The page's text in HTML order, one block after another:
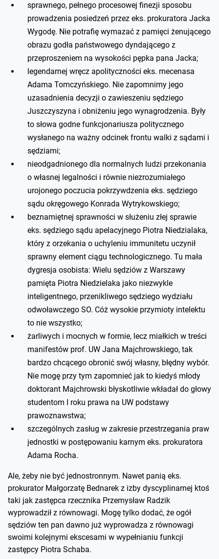
sprawnego, pełnego procesowej finezji sposobu
prowadzenia posiedzeń przez eks. prokuratora Jacka
Wygodę. Nie potrafię wymazać z pamięci żenującego
obrazu godła państwowego dyndającego z
przeproszeniem na wysokości pępka pana Jacka;
legendarnej wręcz apolityczności eks. mecenasa
Adama Tomczyńskiego. Nie zapomnimy jego
uzasadnienia decyzji o zawieszeniu sędziego
Juszczyszyna i obniżeniu jego wynagrodzenia. Były
to słowa godne funkcjonariusza politycznego
wysłanego na ważny odcinek frontu walki z sądami i
sędziami;
nieodgadnionego dla normalnych ludzi przekonania
o własnej legalności i równie niezrozumiałego
urojonego poczucia pokrzywdzenia eks. sędziego
sądu okręgowego Konrada Wytrykowskiego;
beznamiętnej sprawności w służeniu złej sprawie
eks. sędziego sądu apelacyjnego Piotra Niedzialaka,
który z orzekania o uchyleniu immunitetu uczynił
sprawny element ciągu technologicznego. Tu mała
dygresja osobista: Wielu sędziów z Warszawy
pamięta Piotra Niedzielaka jako niezwykle
inteligentnego, przenikliwego sędziego wydziału
odwoławczego SO. Cóż wysokie przymioty intelektu
to nie wszystko;
żarliwych i mocnych w formie, lecz miałkich w treści
manifestów prof. UW Jana Majchrowskiego, tak
bardzo chcącego obronić swój własny, błędny wybór.
Nie mogę przy tym zapomnieć jak to kiedyś młody
doktorant Majchrowski błyskotliwie wkładał do głowy
studentom I roku prawa na UW podstawy
prawoznawstwa;
szczególnych zasług w zakresie przestrzegania praw
jednostki w postępowaniu karnym eks. prokuratora
Adama Rocha.
Ale, żeby nie być jednostronnym. Nawet panią eks.
prokurator Małgorzatę Bednarek z izby dyscyplinarnej ktoś
taki jak zastępca rzecznika Przemysław Radzik
wyprowadził z równowagi. Mogę tylko dodać, że ogół
sędziów ten pan dawno już wyprowadza z równowagi
swoimi kolejnymi ekscesami w wypełnianiu funkcji
zastępcy Piotra Schaba.